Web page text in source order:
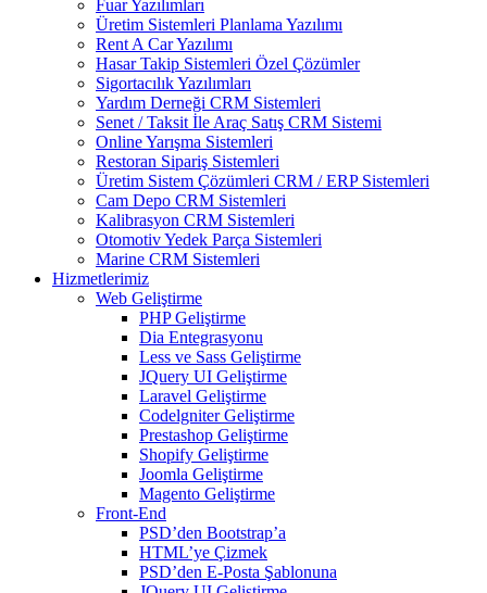
Fuar Yazılımları
Üretim Sistemleri Planlama Yazılımı
Rent A Car Yazılımı
Hasar Takip Sistemleri Özel Çözümler
Sigortacılık Yazılımları
Yardım Derneği CRM Sistemleri
Senet / Taksit İle Araç Satış CRM Sistemi
Online Yarışma Sistemleri
Restoran Sipariş Sistemleri
Üretim Sistem Çözümleri CRM / ERP Sistemleri
Cam Depo CRM Sistemleri
Kalibrasyon CRM Sistemleri
Otomotiv Yedek Parça Sistemleri
Marine CRM Sistemleri
Hizmetlerimiz
Web Geliştirme
PHP Geliştirme
Dia Entegrasyonu
Less ve Sass Geliştirme
JQuery UI Geliştirme
Laravel Geliştirme
Codelgniter Geliştirme
Prestashop Geliştirme
Shopify Geliştirme
Joomla Geliştirme
Magento Geliştirme
Front-End
PSD’den Bootstrap’a
HTML’ye Çizmek
PSD’den E-Posta Şablonuna